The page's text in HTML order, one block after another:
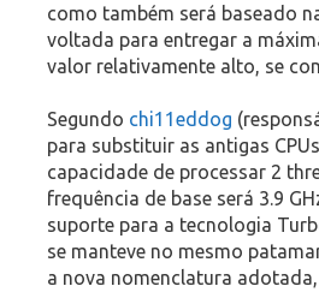
como também será baseado
voltada para entregar a
valor relativamente alto, se
Segundo chi11eddog
para substituir as antigas
capacidade de processar 2
frequência de base será 3.9
suporte para a tecnologia
se manteve no mesmo
a nova nomenclatura